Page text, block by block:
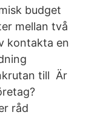
budget
mellan två
kontakta en
till Är
råd